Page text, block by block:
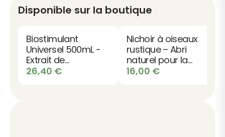
Disponible sur la boutique
Biostimulant
Universel 500mL -
Extrait de
Lombricompost
26,40 €
Nichoir à oiseaux
rustique – Abri
naturel pour la
nidification
16,00 €